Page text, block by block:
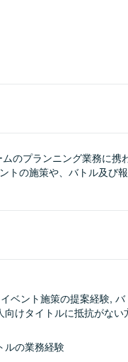
のプランニング業務に携
トの施策や、バトル及び
ベント施策の提案経験,
けタイトルに抵抗がない
ルの業務経験